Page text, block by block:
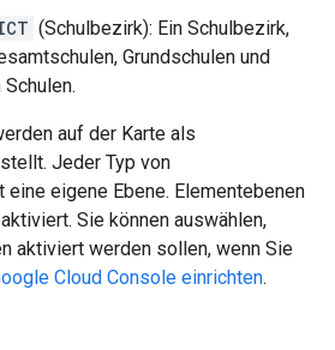
(Schulbezirk): Ein Schulbezirk,
Grundschulen und
auf der Karte als
Jeder Typ von
eigene Ebene. Elementebenen
Sie können auswählen,
aktiviert werden sollen, wenn Sie
Cloud Console einrichten.